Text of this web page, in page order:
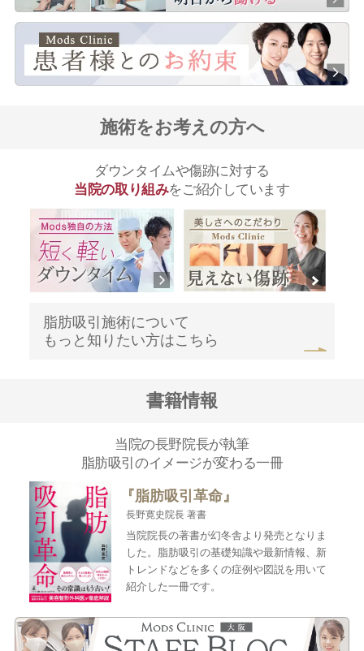
施術をお考えの方へ
ダウンタイムや傷跡に対する
当院の取り組みをご紹介しています
脂肪吸引施術について
もっと知りたい方はこちら
書籍情報
当院の長野院長が執筆
脂肪吸引のイメージが変わる一冊
『脂肪吸引革命』
長野寛史院長 著書
当院院長の著書が幻冬舎より発売となりま
した。脂肪吸引の基礎知識や最新情報、新
トレンドなどを多くの症例や図説を用いて
紹介した一冊です。